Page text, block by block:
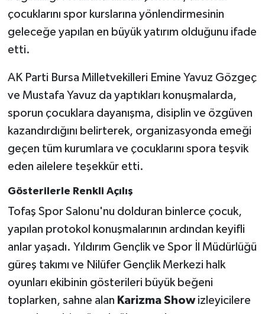
çocuklarını spor kurslarına yönlendirmesinin
geleceğe yapılan en büyük yatırım olduğunu ifade
etti.
AK Parti Bursa Milletvekilleri Emine Yavuz Gözgeç
ve Mustafa Yavuz da yaptıkları konuşmalarda,
sporun çocuklara dayanışma, disiplin ve özgüven
kazandırdığını belirterek, organizasyonda emeği
geçen tüm kurumlara ve çocuklarını spora teşvik
eden ailelere teşekkür etti.
Gösterilerle Renkli Açılış
Tofaş Spor Salonu'nu dolduran binlerce çocuk,
yapılan protokol konuşmalarının ardından keyifli
anlar yaşadı. Yıldırım Gençlik ve Spor İl Müdürlüğü
güreş takımı ve Nilüfer Gençlik Merkezi halk
oyunları ekibinin gösterileri büyük beğeni
toplarken, sahne alan Karizma Showizleyicilere